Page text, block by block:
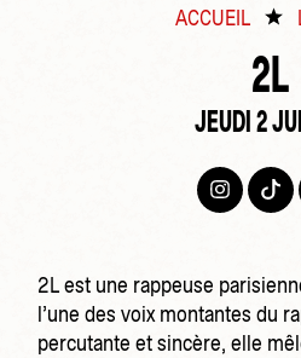
ACCUEIL
2L
JEUDI 2
2L est une rappeuse
l’une des voix montantes du
percutante et sincère, elle